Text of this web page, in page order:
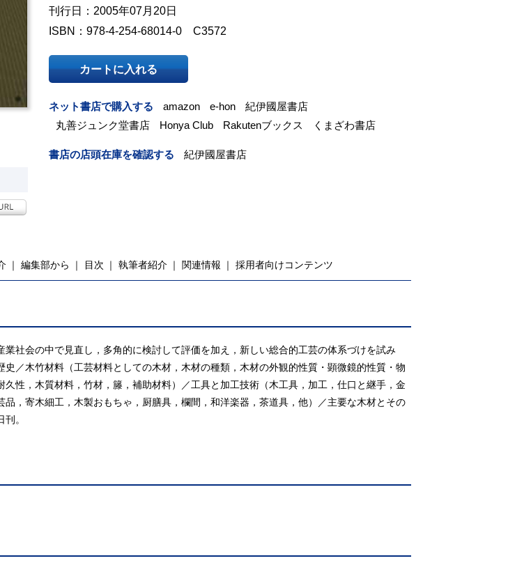
刊行日：2005年07月20日
ISBN：978-4-254-68014-0 C3572
カートに入れる
ネット書店で購入する amazon e-hon
紀伊國屋書店
丸善ジュンク堂書店
Honya Club Rakutenブックス くまざわ書店
書店の店頭在庫を確認する 紀伊國屋書店
編集部から 目次 執筆者紹介 関連情報 採用者向けコンテンツ
業社会の中で見直し，多角的に検討して評価を加え，新しい総合的工芸の体系づけを試み
史／木竹材料（工芸材料としての木材，木材の種類，木材の外観的性質・顕微鏡的性質・物
久性，木質材料，竹材，籐，補助材料）／工具と加工技術（木工具，加工，仕口と継手，金
品，寄木細工，木製おもちゃ，厨膳具，欄間，和洋楽器，茶道具，他）／主要な木材とその
。